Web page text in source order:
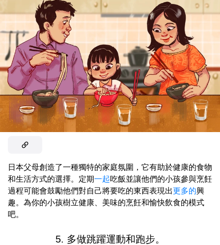
日本父母創造了一種獨特的家庭氛圍，它有助於健康的食物
和生活方式的選擇。定期一起吃飯並讓他們的小孩參與烹飪
過程可能會鼓勵他們對自己將要吃的東西表現出更多的興
趣。為你的小孩樹立健康、美味的烹飪和愉快飲食的模式
吧。
5. 多做跳躍運動和跑步。